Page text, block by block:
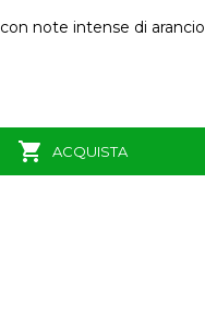
note intense di arancio
 ACQUISTA